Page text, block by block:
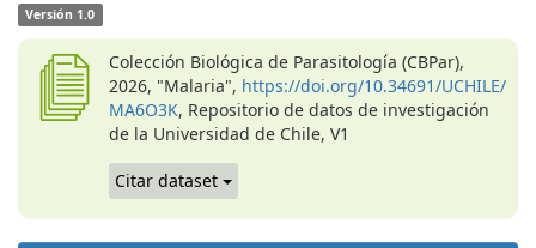
Versión 1.0
Colección Biológica de Parasitología (CBPar),
2026, "Malaria", https://doi.org/10.34691/UCHILE/
MA6O3K, Repositorio de datos de investigación
de la Universidad de Chile, V1
Citar dataset